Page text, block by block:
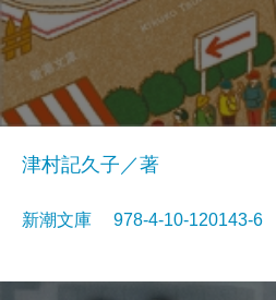
津村記久子／著
新潮文庫 978-4-10-120143-